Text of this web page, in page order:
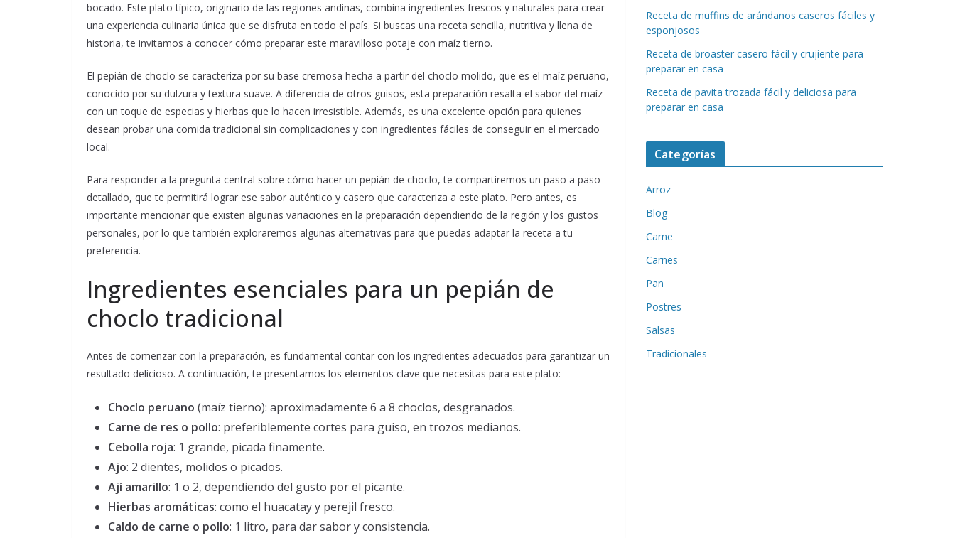
bocado. Este plato típico, originario de las regiones andinas, combina ingredientes frescos y naturales para crear
una experiencia culinaria única que se disfruta en todo el país. Si buscas una receta sencilla, nutritiva y llena de
historia, te invitamos a conocer cómo preparar este maravilloso potaje con maíz tierno.
El pepián de choclo se caracteriza por su base cremosa hecha a partir del choclo molido, que es el maíz peruano,
conocido por su dulzura y textura suave. A diferencia de otros guisos, esta preparación resalta el sabor del maíz
con un toque de especias y hierbas que lo hacen irresistible. Además, es una excelente opción para quienes
desean probar una comida tradicional sin complicaciones y con ingredientes fáciles de conseguir en el mercado
local.
Para responder a la pregunta central sobre cómo hacer un pepián de choclo, te compartiremos un paso a paso
detallado, que te permitirá lograr ese sabor auténtico y casero que caracteriza a este plato. Pero antes, es
importante mencionar que existen algunas variaciones en la preparación dependiendo de la región y los gustos
personales, por lo que también exploraremos algunas alternativas para que puedas adaptar la receta a tu
preferencia.
Ingredientes esenciales para un pepián de
choclo tradicional
Antes de comenzar con la preparación, es fundamental contar con los ingredientes adecuados para garantizar un
resultado delicioso. A continuación, te presentamos los elementos clave que necesitas para este plato:
Choclo peruano (maíz tierno): aproximadamente 6 a 8 choclos, desgranados.
Carne de res o pollo: preferiblemente cortes para guiso, en trozos medianos.
Cebolla roja: 1 grande, picada finamente.
Ajo: 2 dientes, molidos o picados.
Ají amarillo: 1 o 2, dependiendo del gusto por el picante.
Hierbas aromáticas: como el huacatay y perejil fresco.
Caldo de carne o pollo: 1 litro, para dar sabor y consistencia.
Receta de muffins de arándanos caseros fáciles y
esponjosos
Receta de broaster casero fácil y crujiente para
preparar en casa
Receta de pavita trozada fácil y deliciosa para
preparar en casa
Categorías
Arroz
Blog
Carne
Carnes
Pan
Postres
Salsas
Tradicionales